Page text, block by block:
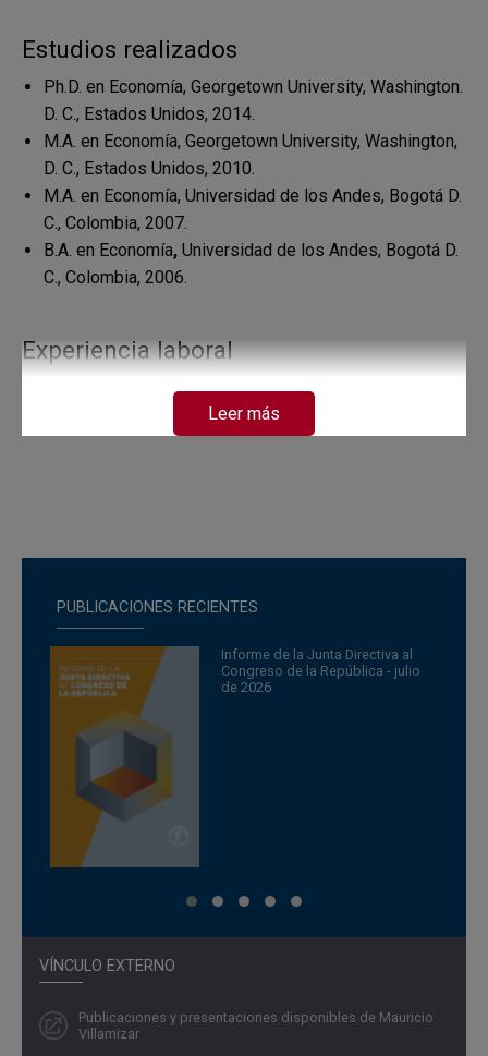
PUBLICACIONES RECIENTES
Informe de la Junta Directiva al
Congreso de la República - julio
de 2026
VÍNCULO EXTERNO
Publicaciones y presentaciones disponibles de Mauricio
Villamizar
Estudios realizados
Ph.D. en Economía, Georgetown University, Washington.
D. C., Estados Unidos, 2014.
M.A. en Economía, Georgetown University, Washington,
D. C., Estados Unidos, 2010.
M.A. en Economía, Universidad de los Andes, Bogotá D.
C., Colombia, 2007.
B.A. en Economía, Universidad de los Andes, Bogotá D.
C., Colombia, 2006.
Experiencia laboral
Miembro de Junta, Banco de la República, febrero 2021
Subgerente de Estudios Económicos 2018-febrero
2009.
Analista Económico, Congreso de Colombia (Equipo
legislativo UTL), 2006.
Analista Económico, Banco de la República, 2005-2006.
Temas de investigación
Política monetaria, macroeconomía, finanzas
internacionales y econometría aplicada.
Macroeconomía y Finanzas. Universidad de los Andes,
Colombia, 2014-2024.
Teoría de Juegos. Universidad del Rosario, Colombia,
2016.
Macroeconomía. Universidad del Rosario, Colombia,
Leer más